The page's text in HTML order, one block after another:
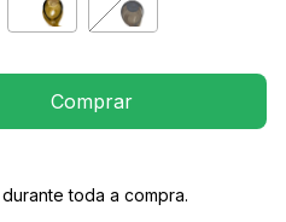
toda a compra.